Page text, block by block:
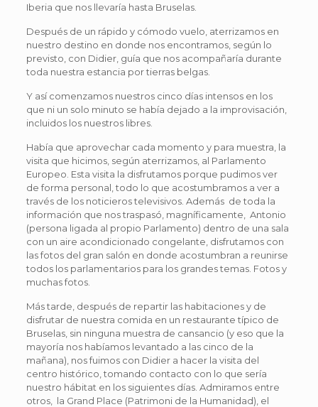
Iberia que nos llevaría hasta Bruselas.
Después de un rápido y cómodo vuelo, aterrizamos en
nuestro destino en donde nos encontramos, según lo
previsto, con Didier, guía que nos acompañaría durante
toda nuestra estancia por tierras belgas.
Y así comenzamos nuestros cinco días intensos en los
que ni un solo minuto se había dejado a la improvisación,
incluidos los nuestros libres.
Había que aprovechar cada momento y para muestra, la
visita que hicimos, según aterrizamos, al Parlamento
Europeo. Esta visita la disfrutamos porque pudimos ver
de forma personal, todo lo que acostumbramos a ver a
través de los noticieros televisivos. Además de toda la
información que nos traspasó, magníficamente, Antonio
(persona ligada al propio Parlamento) dentro de una sala
con un aire acondicionado congelante, disfrutamos con
las fotos del gran salón en donde acostumbran a reunirse
todos los parlamentarios para los grandes temas. Fotos y
muchas fotos.
Más tarde, después de repartir las habitaciones y de
disfrutar de nuestra comida en un restaurante típico de
Bruselas, sin ninguna muestra de cansancio (y eso que la
mayoría nos habíamos levantado a las cinco de la
mañana), nos fuimos con Didier a hacer la visita del
centro histórico, tomando contacto con lo que sería
nuestro hábitat en los siguientes días. Admiramos entre
otros, la Grand Place (Patrimoni de la Humanidad), el